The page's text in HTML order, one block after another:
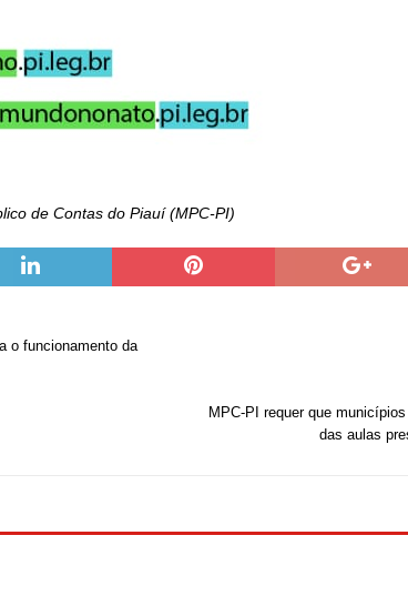
de Contas do Piauí (MPC-PI)
o funcionamento da
MPC-PI requer que
das aulas